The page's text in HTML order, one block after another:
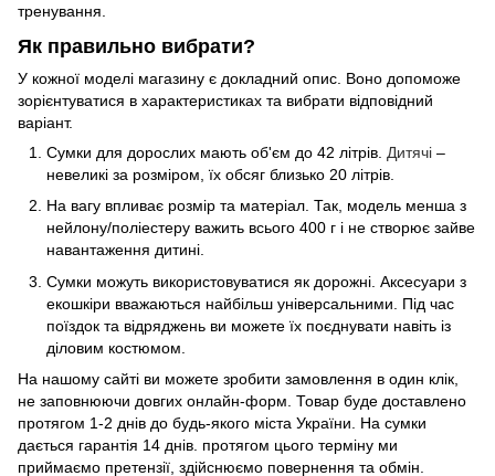
тренування.
Як правильно вибрати?
У кожної моделі магазину є докладний опис. Воно допоможе
зорієнтуватися в характеристиках та вибрати відповідний
варіант.
Сумки для дорослих мають об'єм до 42 літрів. Дитячі –
невеликі за розміром, їх обсяг близько 20 літрів.
На вагу впливає розмір та матеріал. Так, модель менша з
нейлону/поліестеру важить всього 400 г і не створює зайве
навантаження дитині.
Сумки можуть використовуватися як дорожні. Аксесуари з
екошкіри вважаються найбільш універсальними. Під час
поїздок та відряджень ви можете їх поєднувати навіть із
діловим костюмом.
На нашому сайті ви можете зробити замовлення в один клік,
не заповнюючи довгих онлайн-форм. Товар буде доставлено
протягом 1-2 днів до будь-якого міста України. На сумки
дається гарантія 14 днів. протягом цього терміну ми
приймаємо претензії, здійснюємо повернення та обмін.